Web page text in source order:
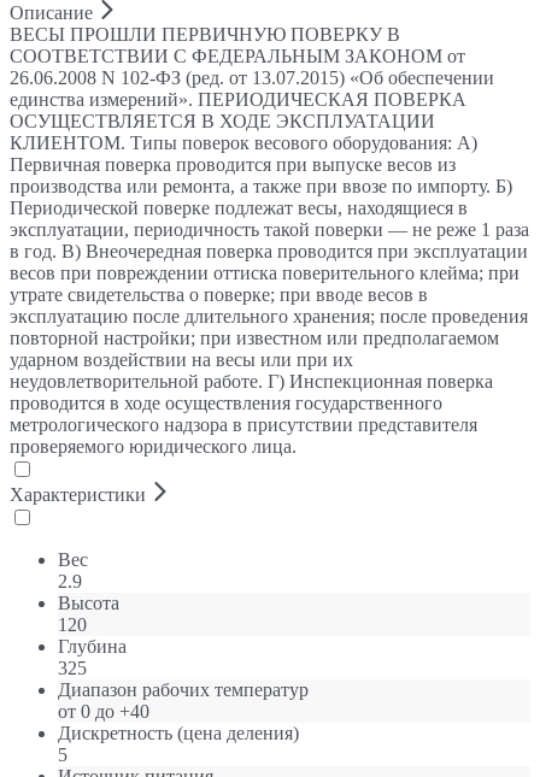
Описание
ВЕСЫ ПРОШЛИ ПЕРВИЧНУЮ ПОВЕРКУ В
СООТВЕТСТВИИ С ФЕДЕРАЛЬНЫМ ЗАКОНОМ от
26.06.2008 N 102-ФЗ (ред. от 13.07.2015) «Об обеспечении
единства измерений». ПЕРИОДИЧЕСКАЯ ПОВЕРКА
ОСУЩЕСТВЛЯЕТСЯ В ХОДЕ ЭКСПЛУАТАЦИИ
КЛИЕНТОМ. Типы поверок весового оборудования: А)
Первичная поверка проводится при выпуске весов из
производства или ремонта, а также при ввозе по импорту. Б)
Периодической поверке подлежат весы, находящиеся в
эксплуатации, периодичность такой поверки — не реже 1 раза
в год. В) Внеочередная поверка проводится при эксплуатации
весов при повреждении оттиска поверительного клейма; при
утрате свидетельства о поверке; при вводе весов в
эксплуатацию после длительного хранения; после проведения
повторной настройки; при известном или предполагаемом
ударном воздействии на весы или при их
неудовлетворительной работе. Г) Инспекционная поверка
проводится в ходе осуществления государственного
метрологического надзора в присутствии представителя
проверяемого юридического лица.
Характеристики
Вес
2.9
Высота
120
Глубина
325
Диапазон рабочих температур
от 0 до +40
Дискретность (цена деления)
5